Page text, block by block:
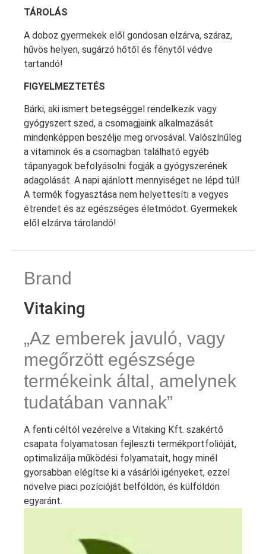
TÁROLÁS
A doboz gyermekek elől gondosan elzárva, száraz,
hűvös helyen, sugárzó hőtől és fénytől védve
tartandó!
FIGYELMEZTETÉS
Bárki, aki ismert betegséggel rendelkezik vagy
gyógyszert szed, a csomagjaink alkalmazását
mindenképpen beszélje meg orvosával. Valószínűleg
a vitaminok és a csomagban található egyéb
tápanyagok befolyásolni fogják a gyógyszerének
adagolását. A napi ajánlott mennyiséget ne lépd túl!
A termék fogyasztása nem helyettesíti a vegyes
étrendet és az egészséges életmódot. Gyermekek
elől elzárva tárolandó!
Brand
Vitaking
„Az emberek javuló, vagy
megőrzött egészsége
termékeink által, amelynek
tudatában vannak”
A fenti céltól vezérelve a Vitaking Kft. szakértő
csapata folyamatosan fejleszti termékportfolióját,
optimalizálja működési folyamatait, hogy minél
gyorsabban elégítse ki a vásárlói igényeket, ezzel
növelve piaci pozícióját belföldön, és külföldön
egyaránt.